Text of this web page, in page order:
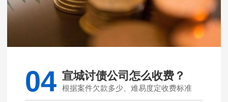
04 宣城讨债公司怎么收费？
根据案件欠款多少、难易度定收费标准